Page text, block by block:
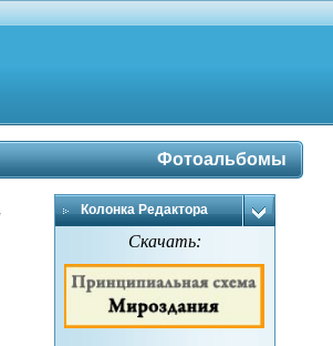
Фотоальбомы
Колонка Редактора
Скачать: